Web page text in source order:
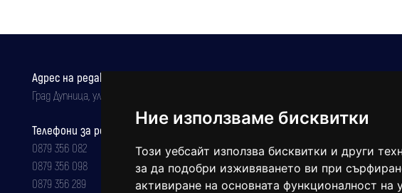
Ние използваме бисквитки
Този уебсайт използва бисквитки и други
за да подобри изживяването ви при
активиране на основната функционалност на
Адрес на редакцията
Град Дупница, ул.''Христо Ботев" 43
Телефони за реклама и абонаменти
0879 356 082
0879 356 098
0879 356 289
balgarkanews@gmail.com